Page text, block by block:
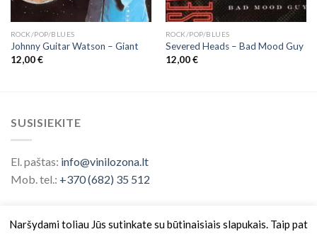
ROCK/POP/BLUES
Johnny Guitar Watson – Giant
12,00€
ROCK/POP/BLUES
Severed Heads – Bad Mood Guy
12,00€
SUSISIEKITE
El. paštas: info@vinilozona.lt
Mob. tel.: +370 (682) 35 512
Naršydami toliau Jūs sutinkate su būtinaisiais slapukais. Taip pat